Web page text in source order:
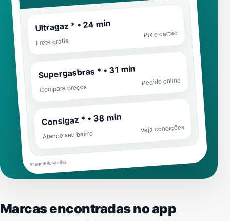
Ultragaz * • 24 min
Frete grátis
Pix e cartão
Supergasbras * • 31 min
Compare preços
Pedido online
Consigaz * • 38 min
Atende seu bairro
Veja condições
Imagem ilustrativa
Marcas encontradas no app